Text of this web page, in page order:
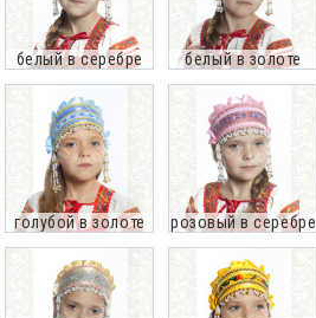
белый в серебре белый в золоте
голубой в золоте розовый в серебре